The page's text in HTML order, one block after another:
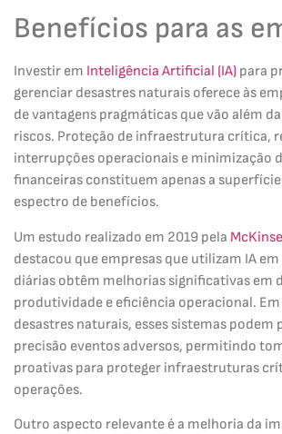
Benefícios para as
Investir em Inteligência Artificial (IA) para
gerenciar desastres naturais oferece às
de vantagens pragmáticas que vão além
riscos. Proteção de infraestrutura crítica,
interrupções operacionais e minimização
financeiras constituem apenas a
espectro de benefícios.
Um estudo realizado em 2019 pela
destacou que empresas que utilizam IA
diárias obtêm melhorias significativas em
produtividade e eficiência operacional.
desastres naturais, esses sistemas podem
precisão eventos adversos, permitindo
proativas para proteger infraestruturas
operações.
Outro aspecto relevante é a melhoria da